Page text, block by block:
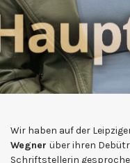
Wir haben auf der
Wegner über ihren
Schriftstellerin